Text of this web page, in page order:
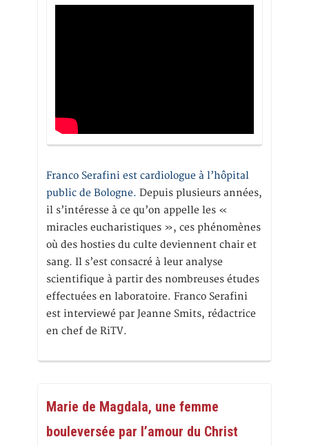
Franco Serafini est cardiologue à l’hôpital
public de Bologne. Depuis plusieurs années,
il s’intéresse à ce qu’on appelle les «
miracles eucharistiques », ces phénomènes
où des hosties du culte deviennent chair et
sang. Il s’est consacré à leur analyse
scientifique à partir des nombreuses études
effectuées en laboratoire. Franco Serafini
est interviewé par Jeanne Smits, rédactrice
en chef de RiTV.
Marie de Magdala, une femme
bouleversée par l’amour du Christ